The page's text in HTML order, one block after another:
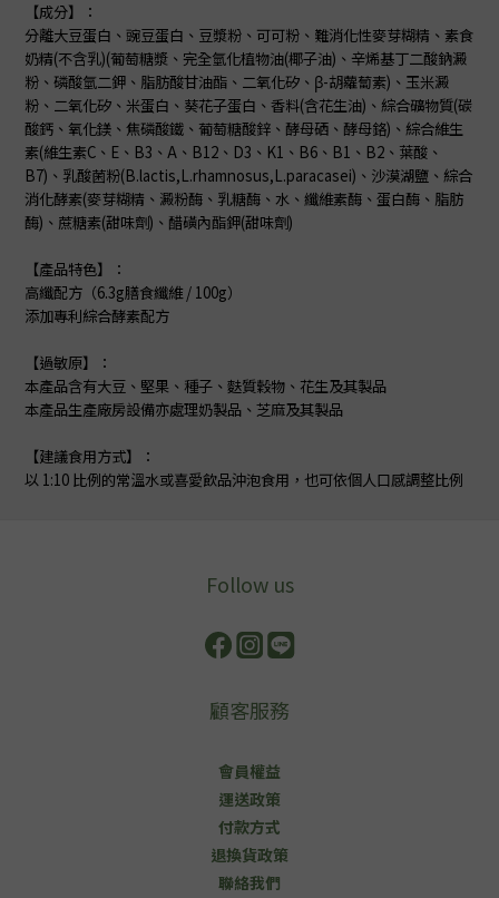
【成分】：
分離大豆蛋白、豌豆蛋白、豆漿粉、可可粉、難消化性麥芽糊精、素食
奶精(不含乳)(葡萄糖漿、完全氫化植物油(椰子油)、辛烯基丁二酸鈉澱
粉、磷酸氫二鉀、脂肪酸甘油酯、二氧化矽、β-胡蘿蔔素)、玉米澱
粉、二氧化矽、米蛋白、葵花子蛋白、香料(含花生油)、綜合礦物質(碳
酸鈣、氧化鎂、焦磷酸鐵、葡萄糖酸鋅、酵母硒、酵母鉻)、綜合維生
素(維生素C、E、B3、A、B12、D3、K1、B6、B1、B2、葉酸、
B7)、乳酸菌粉(B.lactis,L.rhamnosus,L.paracasei)、沙漠湖鹽、綜合
消化酵素(麥芽糊精、澱粉酶、乳糖酶、水、纖維素酶、蛋白酶、脂肪
酶)、蔗糖素(甜味劑)、醋磺內酯鉀(甜味劑)
【產品特色】：
高纖配方（6.3g膳食纖維 / 100g）
添加專利綜合酵素配方
【過敏原】：
本產品含有大豆、堅果、種子、麩質穀物、花生及其製品
本產品生產廠房設備亦處理奶製品、芝麻及其製品
【建議食用方式】：
以 1:10 比例的常溫水或喜愛飲品沖泡食用，也可依個人口感調整比例
Follow us
顧客服務
會員權益
運送政策
付款方式
退換貨政策
聯絡我們